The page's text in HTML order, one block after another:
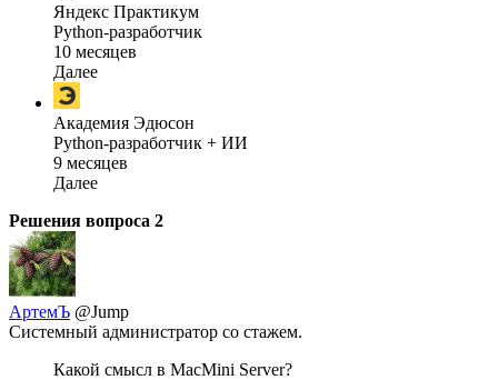
Яндекс Практикум
Python-разработчик
10 месяцев
Далее
Академия Эдюсон
Python-разработчик + ИИ
9 месяцев
Далее
Решения вопроса 2
АртемЪ @Jump
Системный администратор со стажем.
Какой смысл в MacMini Server?